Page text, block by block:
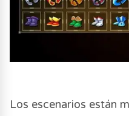
Los escenarios están